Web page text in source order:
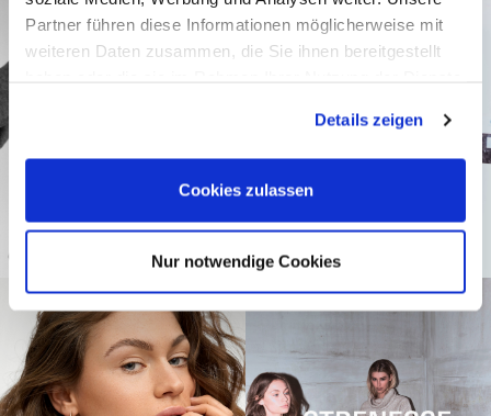
Partner führen diese Informationen möglicherweise mit
weiteren Daten zusammen, die Sie ihnen bereitgestellt
Details zeigen
Cookies zulassen
Nur notwendige Cookies